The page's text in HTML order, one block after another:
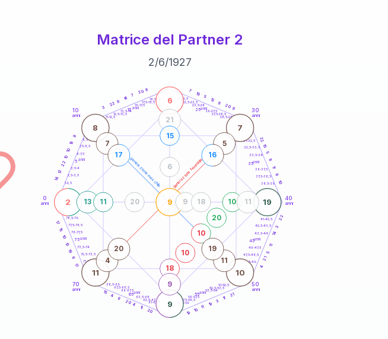
Matrice del Partner 2
2/6/1927
generazione maschile generazione femminile
0
anni
10
anni
30
anni
40
anni
50
anni
70
anni
1-2,5
2,5-3,5
3,5-4
6-7,5
7,5-8,5
8,5-9
11-12,5
12,5-13,5
13,5-14
16-17,5
17,5-18,5
18,5-19
21-22,5
22,5-23,5
23,5-24
26-27,5
27,5-28,5
28,5-29
31-32,5
32,5-33,5
33,5-34
36-37,5
37,5-38,5
38,5-39
41-42,5
42,5-43,5
43,5-44
46-47,5
47,5-48,5
48,5-49
51-52,5
52,5-53,5
53,5-54
56-57,5
57,5-58,5
58,5-59
61-62,5
62,5-63,5
63,5-64
66-67,5
67,5-68,5
68,5-69
71-72,5
72,5-73,5
73,5-74
76-77,5
77,5-78,5
78,5-79
14
12
22
10
10
18
8
3
22 9
14 7
20 8 7
19
5
13 6
20 9
22
15
5
8
17
9
10
22
3
14
11
5
21
4
21
11
3
19
11
10
19
20
11
4
20
6
4
15
17
6
19
13
10
15
17
2
6
19
9
9
8 7
11 10
18
10
10
20
10
13
21
11
9
11
15
9 18
20
6
7
17
5
16
4
20
11
19
5 anni
15 anni 25anni
35anni
45anni
55anni
65anni
75anni